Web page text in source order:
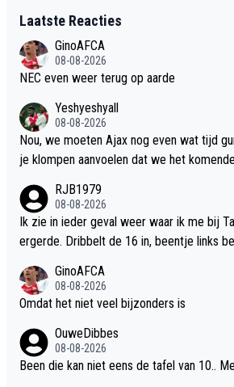
Laatste Reacties
GinoAFCA
08-08-2026
NEC even weer terug op aarde
Yeshyeshyall
08-08-2026
Nou, we moeten Ajax nog even wat tijd
je klompen aanvoelen dat we het
topspelers aangesloten en zelfs als alles
dat we in de top meedraaien, al was het
s komt redden
RJB1979
08-08-2026
Ik zie in ieder geval weer waar ik me bij
ergerde. Dribbelt de 16 in, beentje links
weer eens keer in vent maar niet tegen ons
GinoAFCA
08-08-2026
Omdat het niet veel bijzonders is
OuweDibbes
08-08-2026
Been die kan niet eens de tafel van 10..